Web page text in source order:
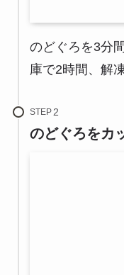
のどぐろを3分
庫で2時間、解
STEP
のどぐろをカ